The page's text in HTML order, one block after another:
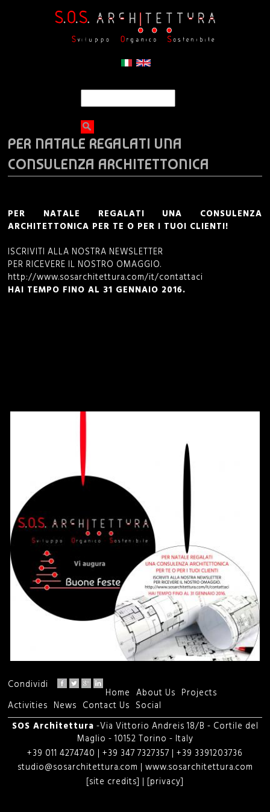
S
e
a
r
h
f
o
e
a
r
c
h
PER NATALE REGALATI UNA
CONSULENZA ARCHITETTONICA
PER NATALE REGALATI UNA CONSULENZA
ARCHITETTONICA PER TE O PER I TUOI CLIENTI!
ISCRIVITI ALLA NOSTRA NEWSLETTER
PER RICEVERE IL NOSTRO OMAGGIO.
http://www.sosarchitettura.com/it/contattaci
HAI TEMPO FINO AL 31 GENNAIO 2016.
Condividi
M
a
Home About Us Projects
Activities News Contact Us Social
SOS Architettura -Via Vittorio Andreis 18/B - Cortile del
Maglio - 10152 Torino - Italy
+39 011 4274740 | +39 347 7327357 | +39 3391203736
studio@sosarchitettura.com | www.sosarchitettura.com
[site credits] | [privacy]